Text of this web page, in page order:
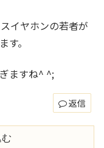
イヤホンの若者が
。
ますね^ ^;
返信